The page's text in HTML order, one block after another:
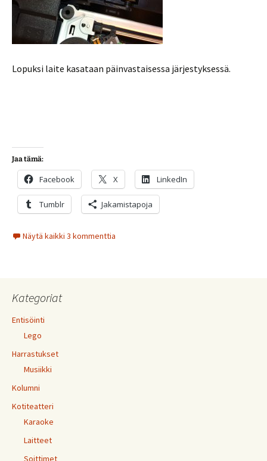
Lopuksi laite kasataan päinvastaisessa järjestyksessä.
Jaa tämä:
Facebook X LinkedIn
Tumblr Jakamistapoja
Näytä kaikki 3 kommenttia
Kategoriat
Entisöinti
Lego
Harrastukset
Musiikki
Kolumni
Kotiteatteri
Karaoke
Laitteet
Soittimet